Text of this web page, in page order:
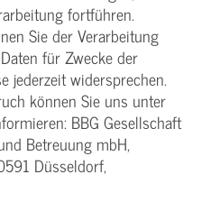
fortführen.
Sie der Verarbeitung
für Zwecke der
jederzeit widersprechen.
können Sie uns unter
BBG Gesellschaft
Betreuung mbH,
Düsseldorf,